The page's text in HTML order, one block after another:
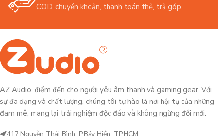
COD, chuyển khoản, thanh toán thẻ, trả góp
AZ Audio, điểm đến cho người yêu âm thanh và gaming gear. Với
sự đa dạng và chất lượng, chúng tôi tự hào là nơi hội tụ của những
đam mê, mang lại trải nghiệm độc đáo và không ngừng đổi mới.
417 Nguyễn Thái Bình, P.Bảy Hiền, TP.HCM